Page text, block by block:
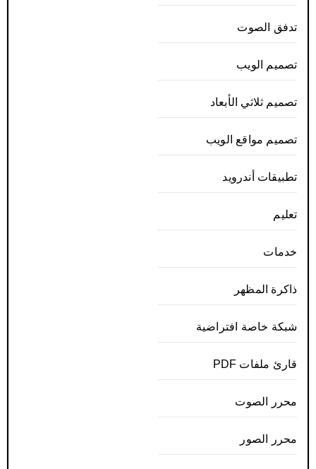
تدفق الصوت
تصميم الويب
تصميم ثلاثي الأبعاد
تصميم مواقع الويب
تطبيقات أندرويد
تعليم
خدمات
ذاكرة المظهر
شبكة خاصة افتراضية
قارئ ملفات PDF
محرر الصوت
محرر الصور